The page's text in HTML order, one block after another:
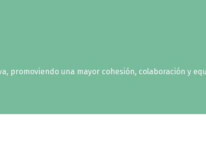
promoviendo una mayor cohesión, colaboración y